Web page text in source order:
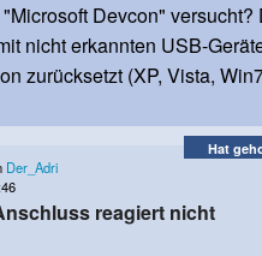
Devcon" versucht?
nicht erkannten USB-
zurücksetzt (XP, Vista,
Hat
Der_Adri
reagiert nicht